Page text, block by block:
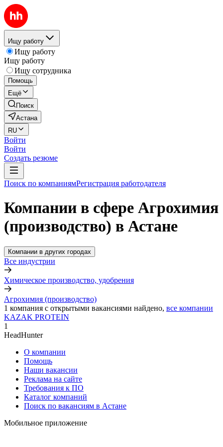
Ищу работу
Ищу работу
Ищу работу
Ищу сотрудника
Помощь
Ещё
Поиск
Астана
RU
Войти
Войти
Создать резюме
Поиск по компаниямРегистрация работодателя
Компании в сфере Агрохимия
(производство) в Астане
Компании в других городах
Все индустрии
Химическое производство, удобрения
Агрохимия (производство)
1 компания с открытыми вакансиями найдено, все компании
KAZAK PROTEIN
1
HeadHunter
О компании
Помощь
Наши вакансии
Реклама на сайте
Требования к ПО
Каталог компаний
Поиск по вакансиям в Астане
Мобильное приложение